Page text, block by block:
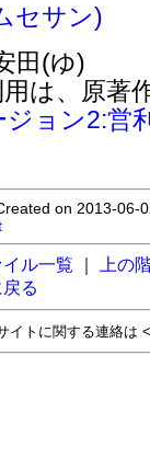
セサン)
田(ゆ)
は、原著
ョン2:営
Created on 2013-
ル一覧
上の
る
イトに関する連絡は